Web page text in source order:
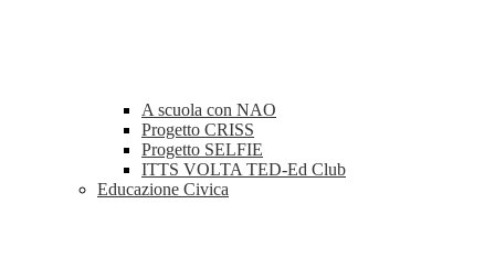
A scuola con NAO
Progetto CRISS
Progetto SELFIE
ITTS VOLTA TED-Ed Club
Educazione Civica